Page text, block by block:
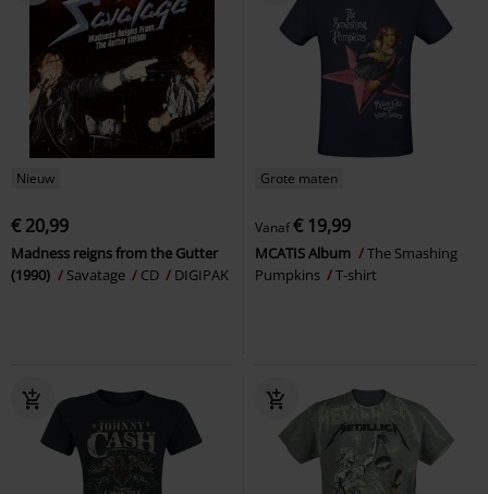
Nieuw
€ 20,99
Madness reigns from the Gutter
(1990)
Savatage CD DIGIPAK
Grote maten
Vanaf€ 19,99
MCATIS Album
The Smashing
Pumpkins
T-shirt